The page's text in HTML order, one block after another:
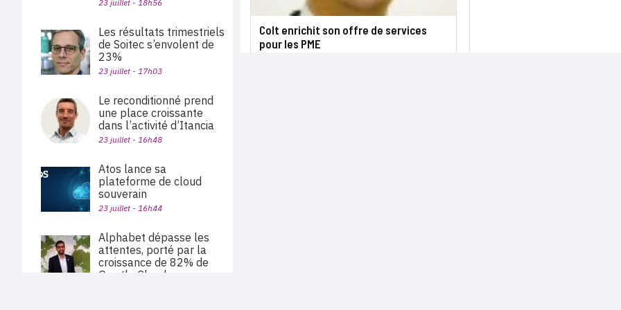
Colt enrichit son offre de services
pour les PME
23 juillet - 18h56
Les résultats trimestriels
de Soitec s’envolent de
23%
23 juillet - 17h03
Le reconditionné prend
une place croissante
dans l’activité d’Itancia
23 juillet - 16h48
Atos lance sa
plateforme de cloud
souverain
23 juillet - 16h44
Alphabet dépasse les
attentes, porté par la
croissance de 82% de
Google Cloud